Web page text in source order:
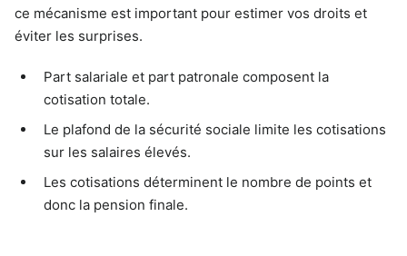
ce mécanisme est important pour estimer vos droits et
éviter les surprises.
Part salariale et part patronale composent la
cotisation totale.
Le plafond de la sécurité sociale limite les cotisations
sur les salaires élevés.
Les cotisations déterminent le nombre de points et
donc la pension finale.